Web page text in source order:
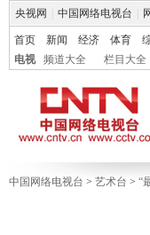
央视网 中国网络电视台
首页 新闻 经济 体育
电视
频道大全 栏目大全
中国网络电视台 > 艺术台 > “